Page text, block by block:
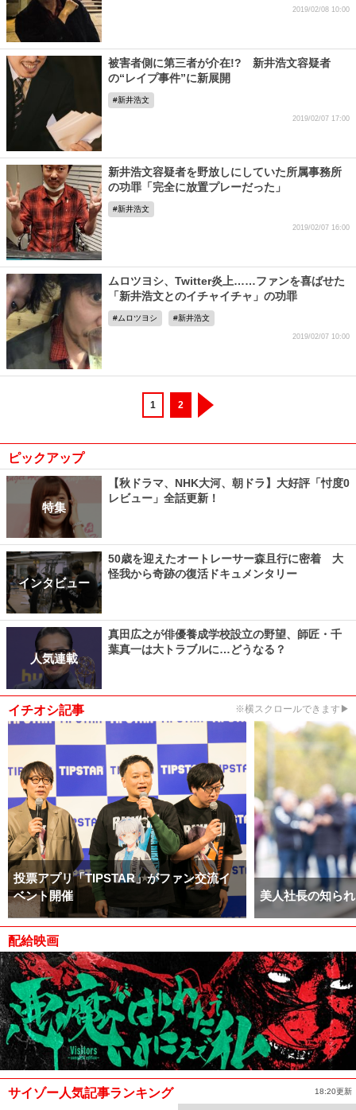
2019/02/08 10:00
被害者側に第三者が介在!? 新井浩文容疑者
の“レイプ事件”に新展開
新井浩文
2019/02/07 17:00
新井浩文容疑者を野放しにしていた所属事務所
の功罪「完全に放置プレーだった」
新井浩文
2019/02/07 16:00
ムロツヨシ、Twitter炎上……ファンを喜ばせた
「新井浩文とのイチャイチャ」の功罪
ムロツヨシ 新井浩文
2019/02/07 10:00
1 2
ピックアップ
特集
【秋ドラマ、NHK大河、朝ドラ】大好評「忖度0
レビュー」全話更新！
インタビュー
50歳を迎えたオートレーサー森且行に密着 大
怪我から奇跡の復活ドキュメンタリー
人気連載
真田広之が俳優養成学校設立の野望、師匠・千
葉真一は大トラブルに…どうなる？
イチオシ記事 ※横スクロールできます▶
投票アプリ「TIPSTAR」がファン交流イ
ベント開催
美人社長の知ら
配給映画
サイゾー人気記事ランキング 18:20更新